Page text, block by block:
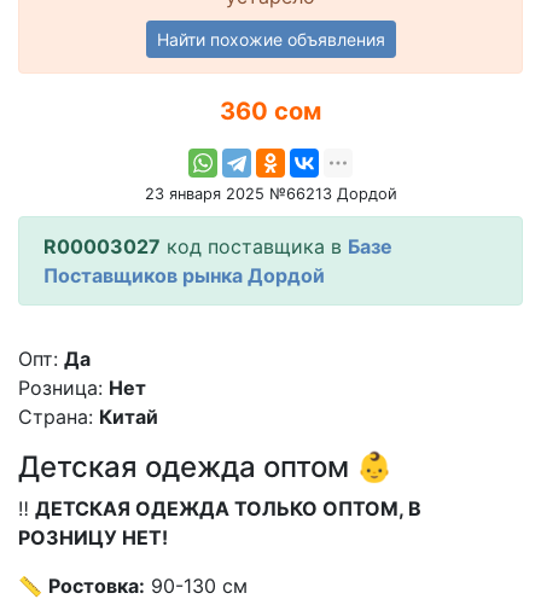
Найти похожие объявления
360 сом
23 января 2025 №66213 Дордой
R00003027 код поставщика в Базе
Поставщиков рынка Дордой
Опт: Да
Розница: Нет
Страна: Китай
Детская одежда оптом 👶
‼️ ДЕТСКАЯ ОДЕЖДА ТОЛЬКО ОПТОМ, В
РОЗНИЦУ НЕТ!
📏 Ростовка: 90-130 см